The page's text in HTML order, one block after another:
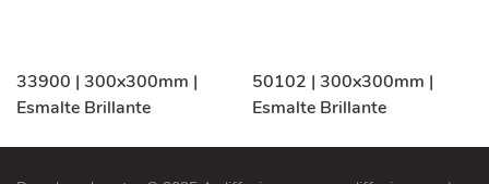
33900 | 300x300mm |
Esmalte Brillante
50102 | 300x300mm |
Esmalte Brillante